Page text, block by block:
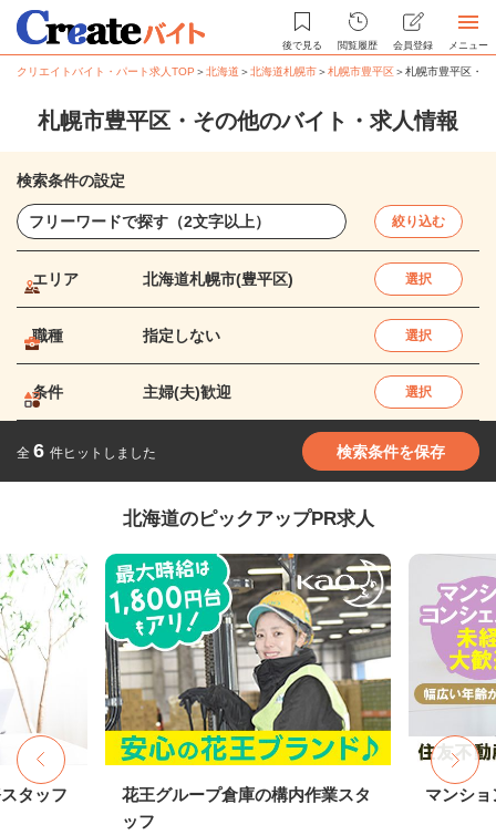
後で見る 閲覧履歴 会員登録 メニュー
クリエイトバイト・パート求人TOP ＞北海道 ＞北海道札幌市＞札幌市豊平区＞札幌市豊平区・
札幌市豊平区・その他のバイト・求人情報
検索条件の設定
絞り込む
エリア 北海道札幌市(豊平区) 選択
職種 指定しない 選択
条件 主婦(夫)歓迎 選択
全 6 件ヒットしました 検索条件を保存
北海道のピックアップPR求人
タッフ
花王グループ倉庫の構内作業スタ
ッフ
マンシ